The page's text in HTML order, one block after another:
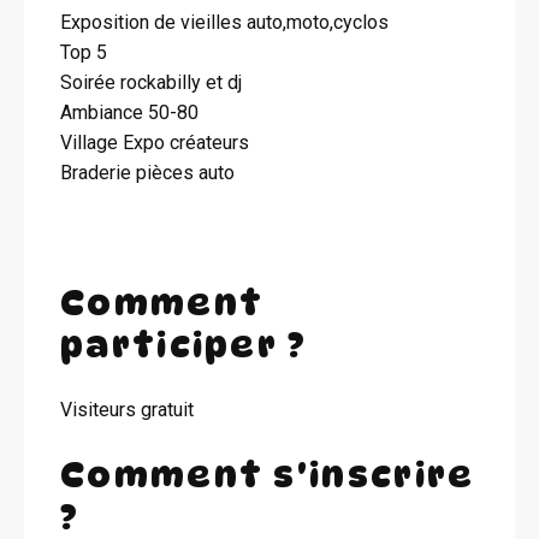
Exposition de vieilles auto,moto,cyclos
Top 5
Soirée rockabilly et dj
Ambiance 50-80
Village Expo créateurs
Braderie pièces auto
Comment
participer ?
Visiteurs gratuit
Comment s'inscrire
?